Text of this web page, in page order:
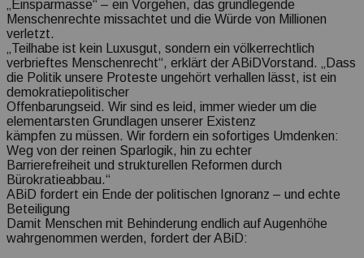
„Einsparmasse“ – ein Vorgehen, das grundlegende
Menschenrechte missachtet und die Würde von Millionen
verletzt.
„Teilhabe ist kein Luxusgut, sondern ein völkerrechtlich
verbrieftes Menschenrecht“, erklärt der ABiDVorstand. „Dass
die Politik unsere Proteste ungehört verhallen lässt, ist ein
demokratiepolitischer
Offenbarungseid. Wir sind es leid, immer wieder um die
elementarsten Grundlagen unserer Existenz
kämpfen zu müssen. Wir fordern ein sofortiges Umdenken:
Weg von der reinen Sparlogik, hin zu echter
Barrierefreiheit und strukturellen Reformen durch
Bürokratieabbau.“
ABiD fordert ein Ende der politischen Ignoranz – und echte
Beteiligung
Damit Menschen mit Behinderung endlich auf Augenhöhe
wahrgenommen werden, fordert der ABiD: